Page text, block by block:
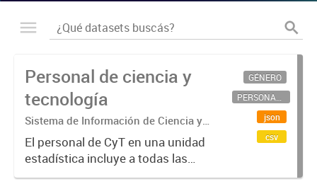
Personal de ciencia y
tecnología
Sistema de Información de Ciencia y
Tecnología Argentino (SICYTAR)
El personal de CyT en una unidad
estadística incluye a todas las
personas involucradas
GÉNERO
PERSONAL CIENTÍFICO-TECNOLÓGICO
json
csv